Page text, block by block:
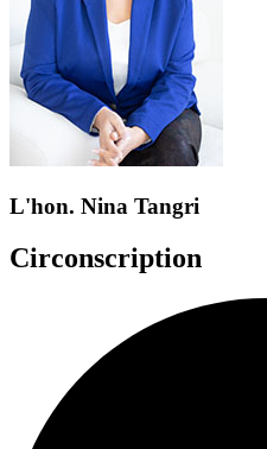
L'hon. Nina Tangri
Circonscription